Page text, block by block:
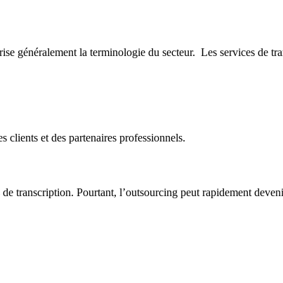
généralement la terminologie du secteur. Les services de
clients et des partenaires professionnels.
transcription. Pourtant, l’outsourcing peut rapidement